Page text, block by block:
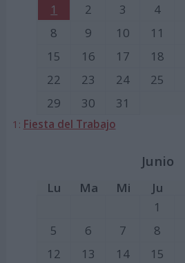
1
2 3 4
8
9 10 11
15
16 17 18
22
23 24 25
29
30 31
1: Fiesta del Trabajo
Junio
Lu Ma Mi Ju
1
5
6 7 8
12
13 14 15